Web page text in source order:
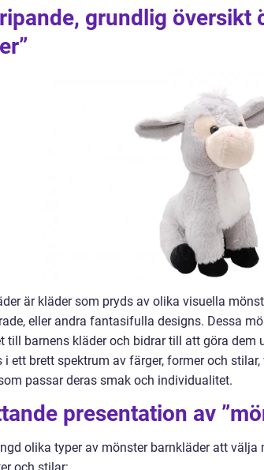
grundlig översikt
är kläder som pryds av olika visuella
eller andra fantasifulla designs. Dessa
till barnens kläder och bidrar till att göra dem
i ett brett spektrum av färger, former och
passar deras smak och individualitet.
presentation av
olika typer av mönster barnkläder att välja
och stilar: